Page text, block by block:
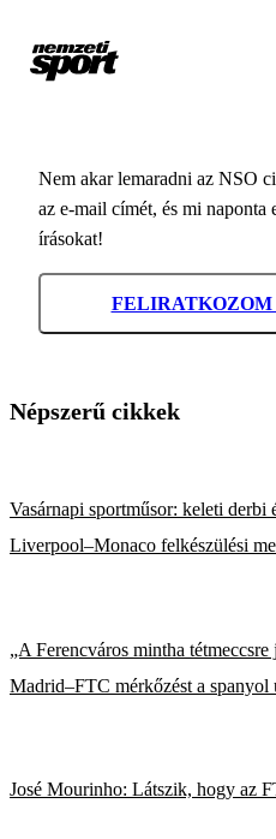
Nem akar lemaradni az NSO
az e-mail címét, és mi
írásokat!
Népszerű cikkek
Vasárnapi sportműsor: keleti
Liverpool–Monaco felkészülési
„A Ferencváros mintha
Madrid–FTC mérkőzést a spanyol
José Mourinho: Látszik, hogy az